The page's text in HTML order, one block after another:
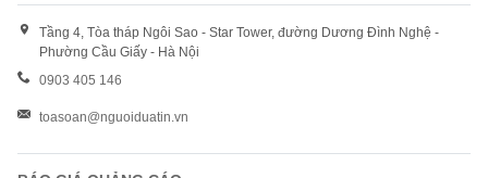
Tầng 4, Tòa tháp Ngôi Sao - Star Tower, đường Dương Đình Nghệ -
Phường Cầu Giấy - Hà Nội
0903 405 146
toasoan@nguoiduatin.vn